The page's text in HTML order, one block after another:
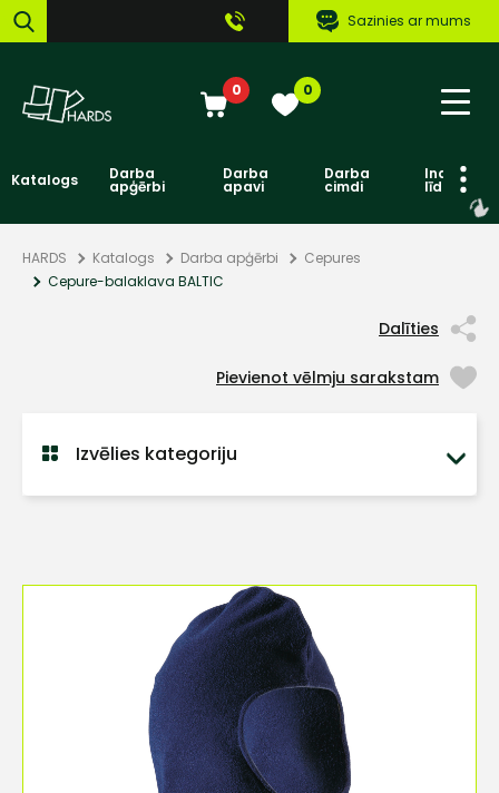
Sazinies ar mums
0 0
Katalogs Darba
apģērbi
Darba
apavi
Darba
cimdi līdzekļi
HARDS Katalogs Darba apģērbi
Cepures
Cepure-balaklava BALTIC
Dalīties
Pievienot vēlmju sarakstam
Izvēlies kategoriju